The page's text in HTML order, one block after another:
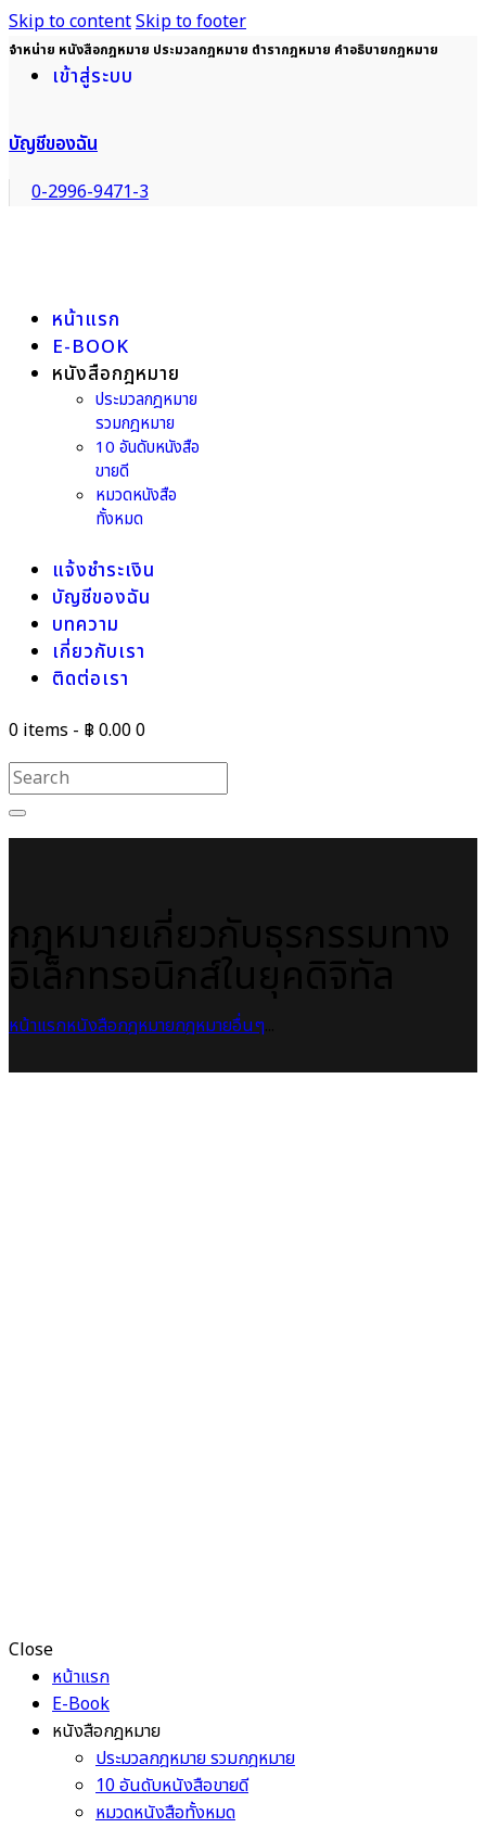
Skip to contentSkip to footer
จำหน่าย หนังสือกฎหมาย ประมวลกฎหมาย ตำรากฎหมาย คำอธิบายกฎหมาย
เข้าสู่ระบบ
บัญชีของฉัน
0-2996-9471-3
หน้าแรก
E-BOOK
หนังสือกฎหมาย
ประมวลกฎหมาย
รวมกฎหมาย
10 อันดับหนังสือ
ขายดี
หมวดหนังสือ
ทั้งหมด
แจ้งชำระเงิน
บัญชีของฉัน
บทความ
เกี่ยวกับเรา
ติดต่อเรา
0 items - ฿ 0.000
หน้าแรกหนังสือกฎหมายกฎหมายอื่นๆ
Close
หน้าแรก
E-Book
หนังสือกฎหมาย
ประมวลกฎหมาย รวมกฎหมาย
10 อันดับหนังสือขายดี
หมวดหนังสือทั้งหมด